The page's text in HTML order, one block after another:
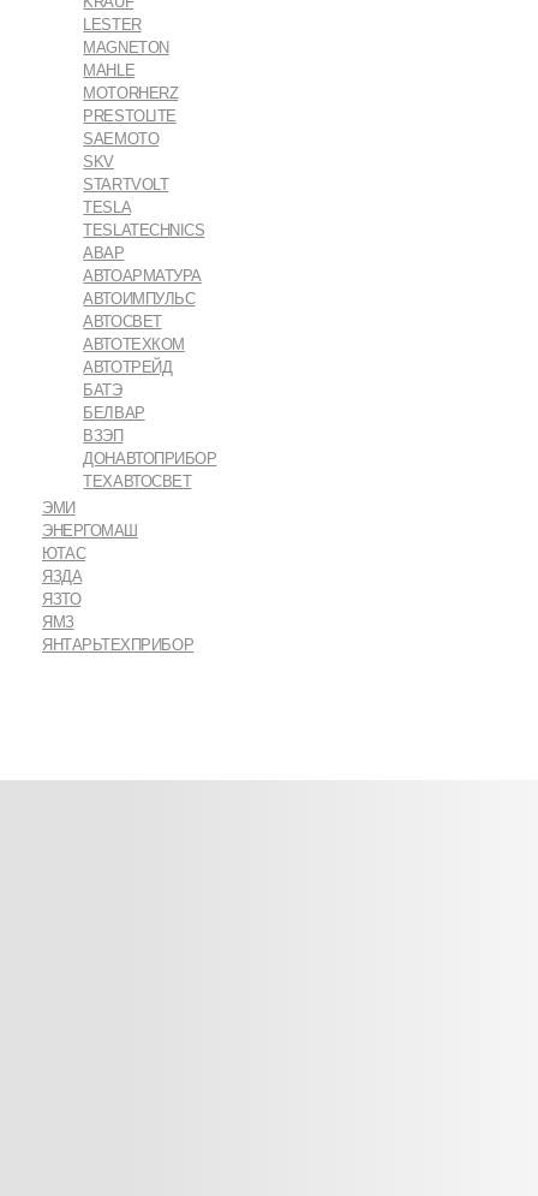
LESTER
MAGNETON
MAHLE
MOTORHERZ
PRESTOLITE
SAEMOTO
SKV
STARTVOLT
TESLA
TESLATECHNICS
АВАР
АВТОАРМАТУРА
АВТОИМПУЛЬС
АВТОСВЕТ
АВТОТЕХКОМ
АВТОТРЕЙД
БАТЭ
БЕЛВАР
ВЗЭП
ДОНАВТОПРИБОР
ТЕХАВТОСВЕТ
ЭМИ
ЭНЕРГОМАШ
ЮТАС
ЯЗДА
ЯЗТО
ЯМЗ
ЯНТАРЬТЕХПРИБОР